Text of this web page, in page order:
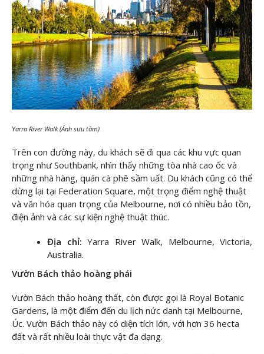
Yarra River Walk (Ảnh sưu tầm)
Trên con đường này, du khách sẽ đi qua các khu vực quan
trọng như Southbank, nhìn thấy những tòa nhà cao ốc và
những nhà hàng, quán cà phê sầm uất. Du khách cũng có thể
dừng lại tại Federation Square, một trọng điểm nghệ thuật
và văn hóa quan trọng của Melbourne, nơi có nhiều bảo tồn,
điện ảnh và các sự kiện nghệ thuật thúc.
Địa chỉ: Yarra River Walk, Melbourne, Victoria,
Australia.
Vườn Bách thảo hoàng phái
Vườn Bách thảo hoàng thất, còn được gọi là Royal Botanic
Gardens, là một điểm đến du lịch nức danh tại Melbourne,
Úc. Vườn Bách thảo này có diện tích lớn, với hơn 36 hecta
đất và rất nhiều loài thực vật đa dạng.